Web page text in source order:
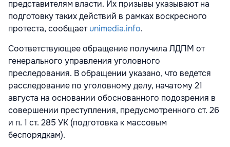
представителям власти. Их призывы указывают на
подготовку таких действий в рамках воскресного
протеста, сообщаетunimedia.info.
Соответствующее обращение получила ЛДПМ от
генерального управления уголовного
преследования. В обращении указано, что ведется
расследование по уголовному делу, начатому 21
августа на основании обоснованного подозрения в
совершении преступления, предусмотренного ст. 26
и п. 1 ст. 285 УК (подготовка к массовым
беспорядкам).